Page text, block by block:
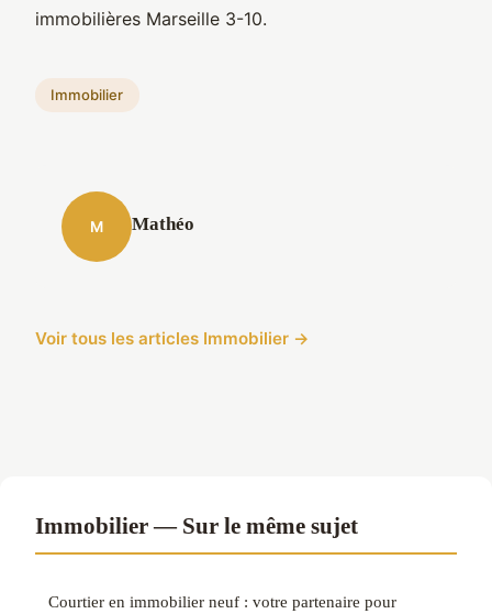
immobilières Marseille 3-10.
Immobilier
M Mathéo
Voir tous les articles Immobilier →
Immobilier — Sur le même sujet
Courtier en immobilier neuf : votre partenaire pour